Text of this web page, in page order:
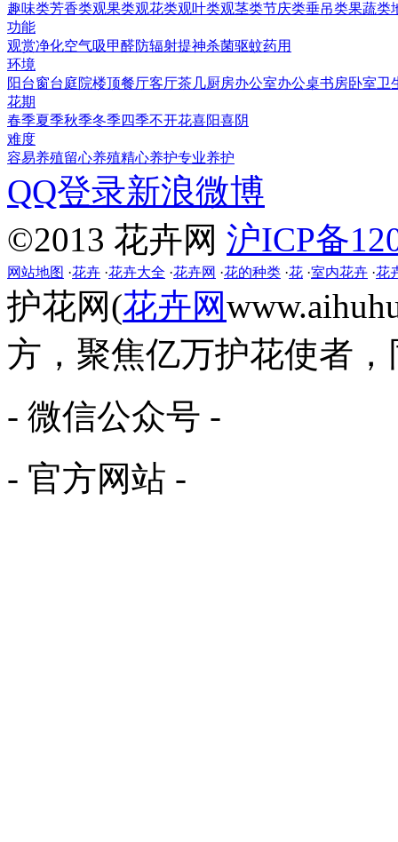
趣味类芳香类观果类观花类观叶类观茎类节庆类垂吊类果蔬类
功能
观赏净化空气吸甲醛防辐射提神杀菌驱蚊药用
环境
阳台窗台庭院楼顶餐厅客厅茶几厨房办公室办公桌书房卧室卫
花期
春季夏季秋季冬季四季不开花喜阳喜阴
难度
容易养殖留心养殖精心养护专业养护
QQ登录新浪微博
©2013 花卉网 沪ICP备
网站地图 ·花卉 ·花卉大全 ·花卉网 ·花的种类 ·花 ·室内花卉 ·花
护花网(花卉网
方，聚焦亿万护花使者
- 微信公众号 -
- 官方网站 -